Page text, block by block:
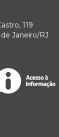
119
Janeiro/RJ